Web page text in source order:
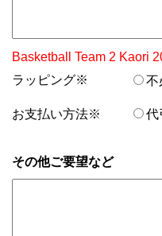
Basketball Team 2 Kaori
ラッピング※
不
お支払い方法※ 代
その他ご要望など